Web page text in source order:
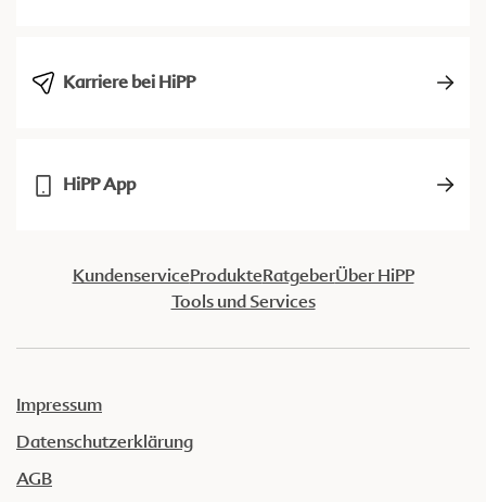
Karriere bei HiPP
HiPP App
KundenserviceProdukteRatgeberÜber HiPP
Tools und Services
Impressum
Datenschutzerklärung
AGB